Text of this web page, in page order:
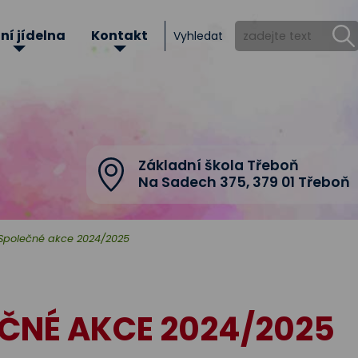
Základní škola Třeboň
Na Sadech 375,379 01 Třeboň
jídelna Kontakt Vyhledat
akce 2024/2025
AKCE 2024/2025